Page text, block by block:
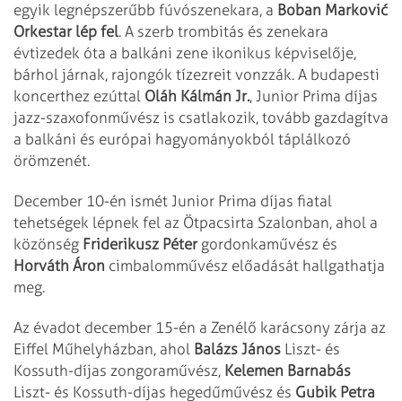
egyik legnépszerűbb fúvószenekara, a Boban Marković
Orkestar lép fel. A szerb trombitás és zenekara
évtizedek óta a balkáni zene ikonikus képviselője,
bárhol járnak, rajongók tízezreit vonzzák. A budapesti
koncerthez ezúttal Oláh Kálmán Jr., Junior Prima díjas
jazz-szaxofonművész is csatlakozik, tovább gazdagítva
a balkáni és európai hagyományokból táplálkozó
örömzenét.
December 10-én ismét Junior Prima díjas fiatal
tehetségek lépnek fel az Ötpacsirta Szalonban, ahol a
közönség Friderikusz Pétergordonkaművész és
Horváth Áron cimbalomművész előadását hallgathatja
meg.
Az évadot december 15-én a Zenélő karácsony zárja az
Eiffel Műhelyházban, ahol Balázs János Liszt- és
Kossuth-díjas zongoraművész, Kelemen Barnabás
Liszt- és Kossuth-díjas hegedűművész és Gubik Petra